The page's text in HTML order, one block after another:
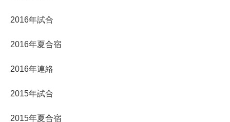
2016年試合
2016年夏合宿
2016年連絡
2015年試合
2015年夏合宿